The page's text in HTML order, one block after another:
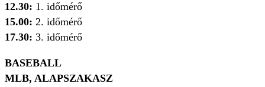
12.30: 1. időmérő
15.00: 2. időmérő
17.30: 3. időmérő
BASEBALL
MLB, ALAPSZAKASZ